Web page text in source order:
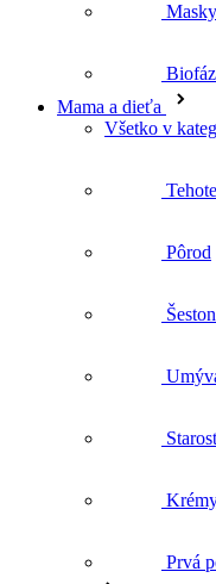
Mama a dieťa
Všetko v
Pôrod
Prvá